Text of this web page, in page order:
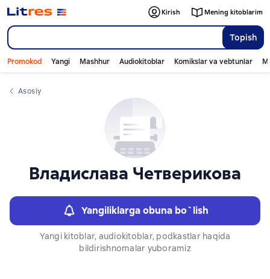
Topish
Kirish Mening kitoblarim
Promokod Yangi Mashhur Audiokitoblar Komikslar va vebtunlar
Asosiy
Владислава Четверикова
Yangiliklarga obuna bo`lish
Yangi kitoblar, audiokitoblar, podkastlar haqida
bildirishnomalar yuboramiz
Слайдер с книгами